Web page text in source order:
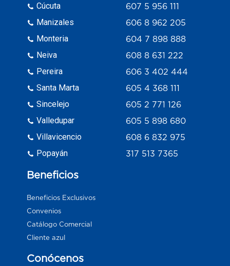
Cúcuta
Manizales
Monteria
Neiva
Pereira
Santa Marta
Sincelejo
Valledupar
Villavicencio
Popayán
607 5 956 111
606 8 962 205
604 7 898 888
608 8 631 222
606 3 402 444
605 4 368 111
605 2 771 126
605 5 898 680
608 6 832 975
317 513 7365
Beneficios
Beneficios Exclusivos
Convenios
Catálogo Comercial
Cliente azul
Conócenos